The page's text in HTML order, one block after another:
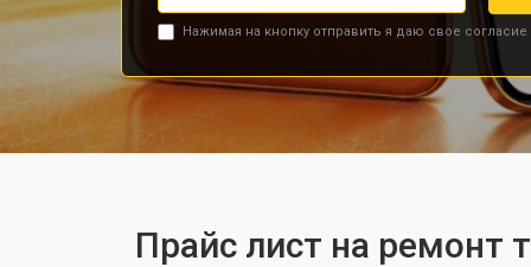
Нажимая на кнопку отправить я даю свое согласие
Прайс лист на ремонт